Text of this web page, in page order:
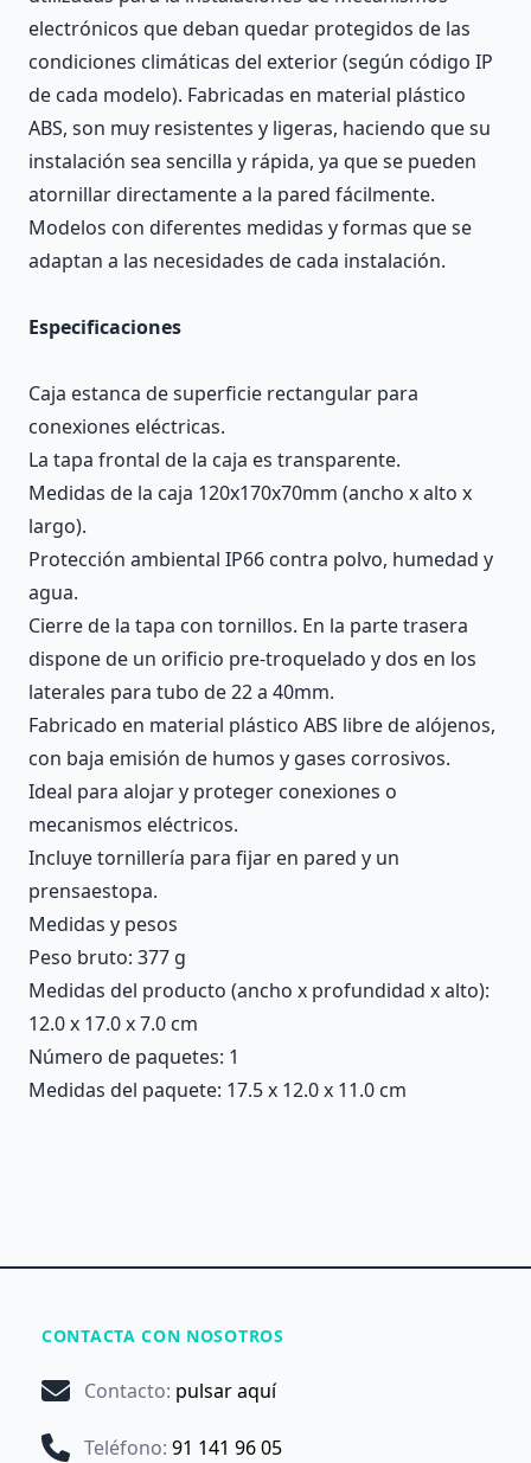
electrónicos que deban quedar protegidos de las
condiciones climáticas del exterior (según código IP
de cada modelo). Fabricadas en material plástico
ABS, son muy resistentes y ligeras, haciendo que su
instalación sea sencilla y rápida, ya que se pueden
atornillar directamente a la pared fácilmente.
Modelos con diferentes medidas y formas que se
adaptan a las necesidades de cada instalación.
Especificaciones
Caja estanca de superficie rectangular para
conexiones eléctricas.
La tapa frontal de la caja es transparente.
Medidas de la caja 120x170x70mm (ancho x alto x
largo).
Protección ambiental IP66 contra polvo, humedad y
agua.
Cierre de la tapa con tornillos. En la parte trasera
dispone de un orificio pre-troquelado y dos en los
laterales para tubo de 22 a 40mm.
Fabricado en material plástico ABS libre de alójenos,
con baja emisión de humos y gases corrosivos.
Ideal para alojar y proteger conexiones o
mecanismos eléctricos.
Incluye tornillería para fijar en pared y un
prensaestopa.
Medidas y pesos
Peso bruto: 377 g
Medidas del producto (ancho x profundidad x alto):
12.0 x 17.0 x 7.0 cm
Número de paquetes: 1
Medidas del paquete: 17.5 x 12.0 x 11.0 cm
CONTACTA CON NOSOTROS
Contacto: pulsar aquí
Teléfono: 91 141 96 05